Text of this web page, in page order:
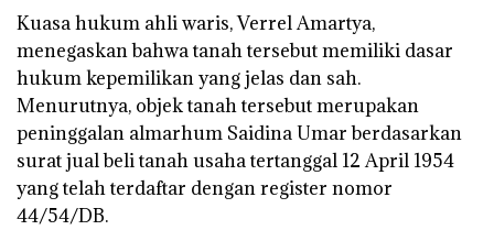
Kuasa hukum ahli waris, Verrel Amartya,
menegaskan bahwa tanah tersebut memiliki dasar
hukum kepemilikan yang jelas dan sah.
Menurutnya, objek tanah tersebut merupakan
peninggalan almarhum Saidina Umar berdasarkan
surat jual beli tanah usaha tertanggal 12 April 1954
yang telah terdaftar dengan register nomor
44/54/DB.